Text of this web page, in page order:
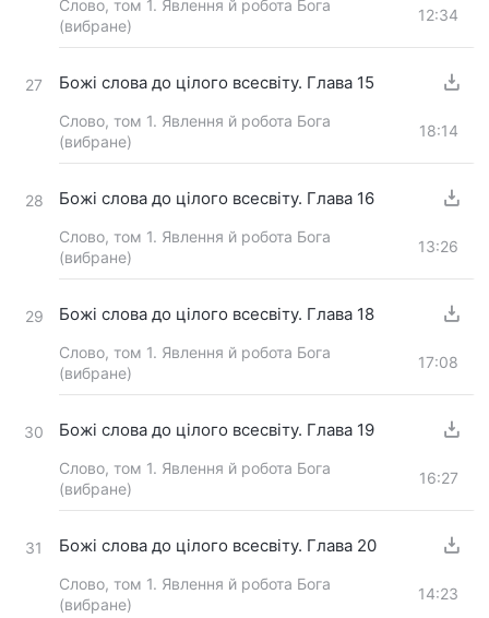
Слово, том 1. Явлення й робота Бога
(вибране)
12:34
27 Божі слова до цілого всесвіту. Глава 15
Слово, том 1. Явлення й робота Бога
(вибране)
18:14
28 Божі слова до цілого всесвіту. Глава 16
Слово, том 1. Явлення й робота Бога
(вибране)
13:26
29 Божі слова до цілого всесвіту. Глава 18
Слово, том 1. Явлення й робота Бога
(вибране)
17:08
30 Божі слова до цілого всесвіту. Глава 19
Слово, том 1. Явлення й робота Бога
(вибране)
16:27
31 Божі слова до цілого всесвіту. Глава 20
Слово, том 1. Явлення й робота Бога
(вибране)
14:23